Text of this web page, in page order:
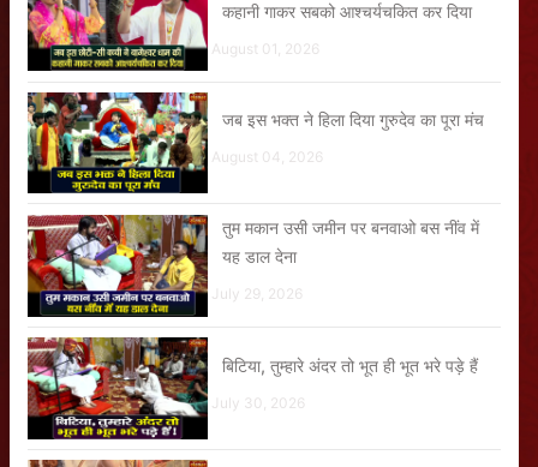
कहानी गाकर सबको आश्चर्यचकित कर दिया
August 01, 2026
जब इस भक्त ने हिला दिया गुरुदेव का पूरा मंच
August 04, 2026
तुम मकान उसी जमीन पर बनवाओ बस नींव में
यह डाल देना
July 29, 2026
बिटिया, तुम्हारे अंदर तो भूत ही भूत भरे पड़े हैं
July 30, 2026